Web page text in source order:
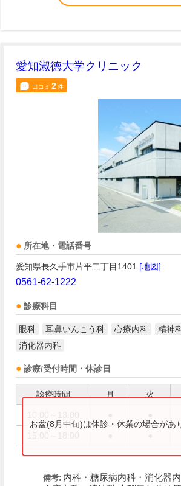
愛知淑徳大学クリニック
口コミ 2件
所在地・電話番号
愛知県長久手市片平二丁目1401 [地図]
0561-62-1222
診療科目
眼科 耳鼻いんこう科 心療内科 精神
消化器内科
診療/受付時間・休診日
診療時間 月 火
お盆(8月中旬)は休診・休業の場合があ
備考: 内科・糖尿病内科・消化器